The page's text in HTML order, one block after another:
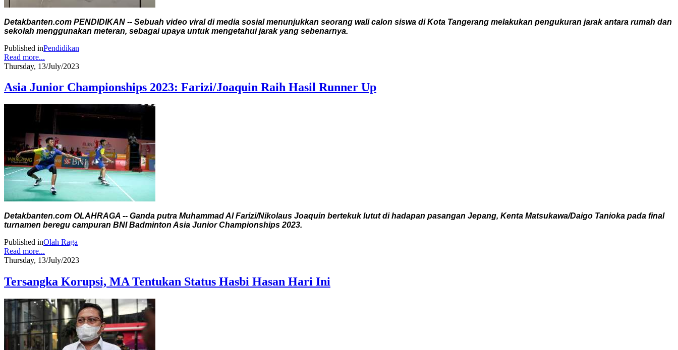
Detakbanten.com PENDIDIKAN -- Sebuah video viral di media sosial menunjukkan seorang wali calon siswa di Kota Tangerang melakukan pengukuran jarak antara rumah dan
sekolah menggunakan meteran, sebagai upaya untuk mengetahui jarak yang sebenarnya.
Published inPendidikan
Read more...
Thursday, 13/July/2023
Asia Junior Championships 2023: Farizi/Joaquin Raih Hasil Runner Up
Detakbanten.com OLAHRAGA -- Ganda putra Muhammad Al Farizi/Nikolaus Joaquin bertekuk lutut di hadapan pasangan Jepang, Kenta Matsukawa/Daigo Tanioka pada final
turnamen beregu campuran BNI Badminton Asia Junior Championships 2023.
Published inOlah Raga
Read more...
Thursday, 13/July/2023
Tersangka Korupsi, MA Tentukan Status Hasbi Hasan Hari Ini